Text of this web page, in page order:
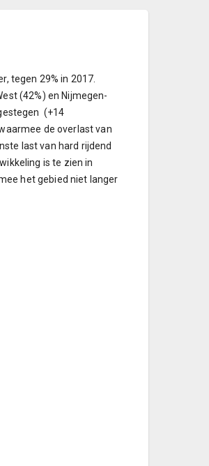
tegen 29% in 2017.
(42%) en Nijmegen-
(+14
de overlast van
last van hard rijdend
is te zien in
het gebied niet langer